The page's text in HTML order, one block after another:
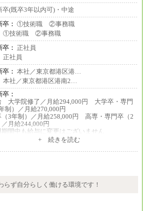
卒(既卒3年以内可)・中途
： ①技術職 ②事務職
①技術職 ②事務職
： 正社員
正社員
： 本社／東京都港区港…
本社／東京都港区港南2…
：
大学院修了／月給294,000円 大学卒・専門
制）／月給270,000円
（3年制）／月給258,000円 高専・専門卒（2
月給244,000円
間中も給与に変更はございません
月給275,000円以上
スキルを考慮の上、当社規程により決定い
間中も給与に変更はございません。
+ 続きを読む
らず自分らしく働ける環境です！